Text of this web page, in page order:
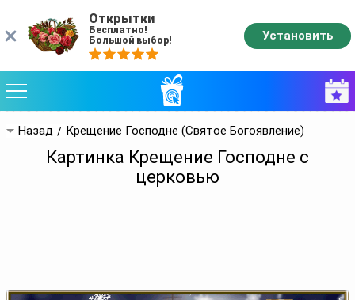
Назад Крещение Господне (Святое Богоявление)
Картинка Крещение Господне с
церковью
Открытки
Бесплатно!
Большой выбор!
Установить